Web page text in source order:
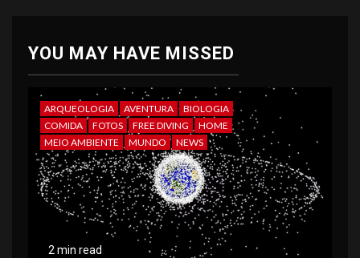
YOU MAY HAVE MISSED
ARQUEOLOGIA AVENTURA
BIOLOGIA
COMIDA
FOTOS FREE DIVING
HOME
MEIO AMBIENTE
MUNDO NEWS
2 min read